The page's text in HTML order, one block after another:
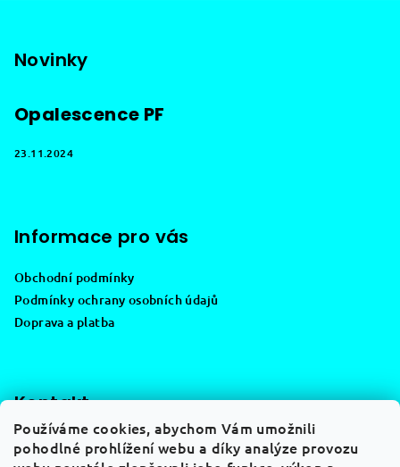
Používáme cookies, abychom Vám umožnili
pohodlné prohlížení webu a díky analýze provozu
Novinky
Opalescence PF
23.11.2024
Informace pro vás
Obchodní podmínky
Podmínky ochrany osobních údajů
Doprava a platba
Kontakt
info @distrimedical.cz
+420 773 007 891